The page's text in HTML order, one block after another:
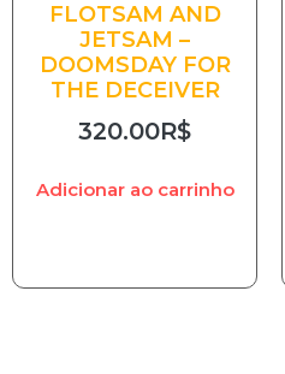
FLOTSAM AND
JETSAM –
DOOMSDAY FOR
THE DECEIVER
320.00R$
Adicionar ao carrinho